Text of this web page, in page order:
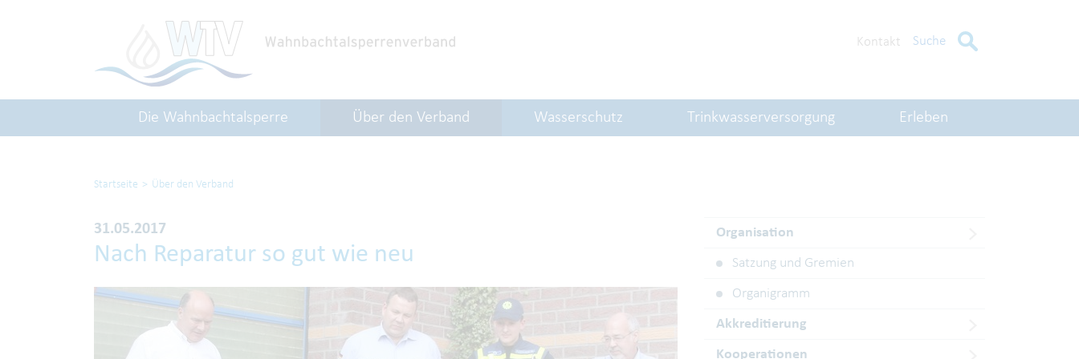
Die Wahnbachtalsperre Über den Verband Wasserschutz Trinkwasserversorgung Erleben
Kontakt Suche
Startseite Über den Verband
31.05.2017
Nach Reparatur so gut wie neu
Organisation
Satzung und Gremien
Organigramm
Akkreditierung
Kooperationen